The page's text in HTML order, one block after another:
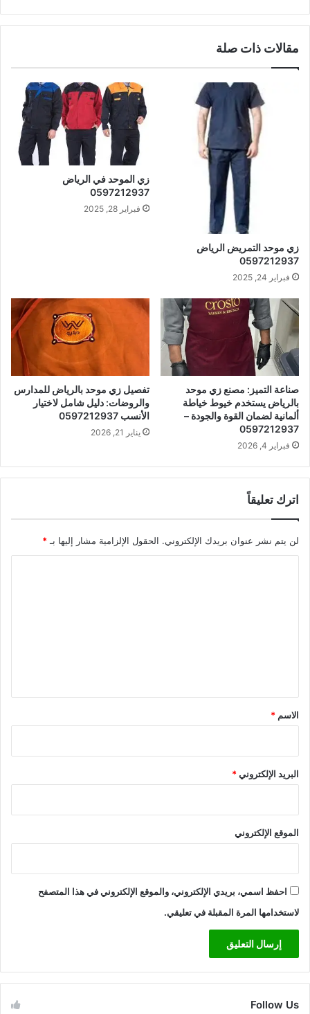
مقالات ذات صلة
زي موحد التمريض الرياض
0597212937
فبراير 24, 2025
زي الموحد في الرياض
0597212937
فبراير 28, 2025
صناعة التميز: مصنع زي موحد
بالرياض يستخدم خيوط خياطة
ألمانية لضمان القوة والجودة –
0597212937
فبراير 4, 2026
تفصيل زي موحد بالرياض للمدارس
والروضات: دليل شامل لاختيار
الأنسب 0597212937
يناير 21, 2026
اترك تعليقاً
لن يتم نشر عنوان بريدك الإلكتروني. الحقول الإلزامية مشار إليها بـ*
*
الاسم *
البريد الإلكتروني*
الموقع الإلكتروني
احفظ اسمي، بريدي الإلكتروني، والموقع الإلكتروني في هذا المتصفح
لاستخدامها المرة المقبلة في تعليقي.
Follow Us